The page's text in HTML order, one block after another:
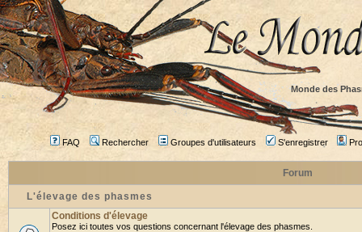
Monde des
FAQ Rechercher Groupes d'utilisateurs S'enregistrer
Forum
L'élevage des phasmes
Conditions d'élevage
Posez ici toutes vos questions concernant l'élevage des phasmes.